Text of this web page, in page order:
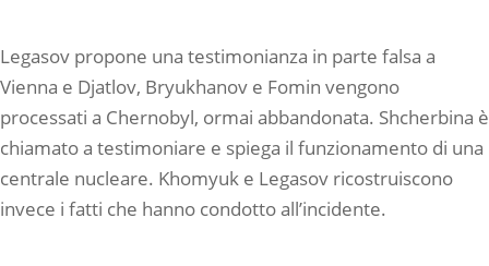
Legasov propone una testimonianza in parte falsa a
Vienna e Djatlov, Bryukhanov e Fomin vengono
processati a Chernobyl, ormai abbandonata. Shcherbina è
chiamato a testimoniare e spiega il funzionamento di una
centrale nucleare. Khomyuk e Legasov ricostruiscono
invece i fatti che hanno condotto all’incidente.